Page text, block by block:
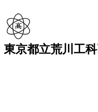
東京都立荒川工